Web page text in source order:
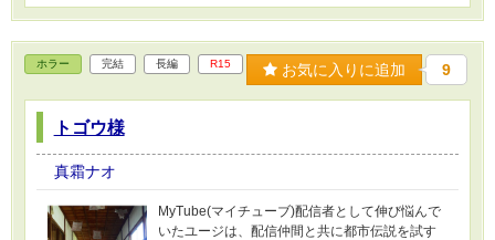
ホラー 完結 長編 R15 お気に入りに追加 9
トゴウ様
真霜ナオ
MyTube(マイチューブ)配信者として伸び悩んで
いたユージは、配信仲間と共に都市伝説を試す